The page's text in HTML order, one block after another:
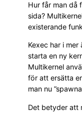
Hur får man då
sida?
existerande
Kexec har i
starta en ny
Multikernel
för att ersätta
man nu
Det betyder att